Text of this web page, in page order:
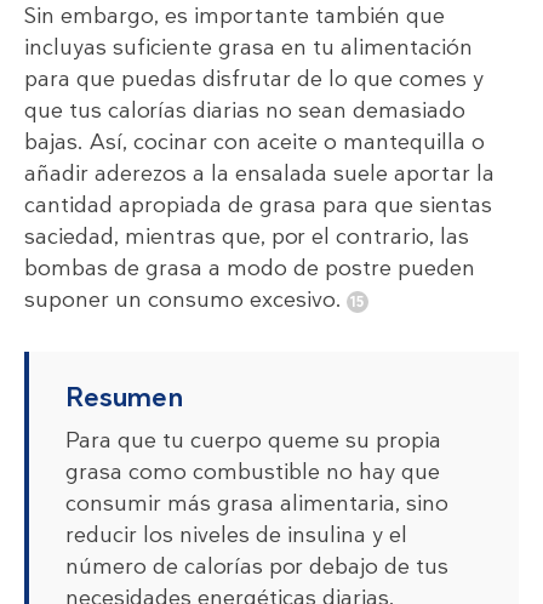
Sin embargo, es importante también que
incluyas suficiente grasa en tu alimentación
para que puedas disfrutar de lo que comes y
que tus calorías diarias no sean demasiado
bajas. Así, cocinar con aceite o mantequilla o
añadir aderezos a la ensalada suele aportar la
cantidad apropiada de grasa para que sientas
saciedad, mientras que, por el contrario, las
bombas de grasa a modo de postre pueden
suponer un consumo excesivo.
Resumen
Para que tu cuerpo queme su propia
grasa como combustible no hay que
consumir más grasa alimentaria, sino
reducir los niveles de insulina y el
número de calorías por debajo de tus